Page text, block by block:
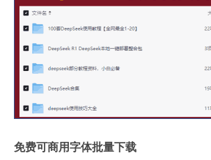
免费可商用字体批量下载